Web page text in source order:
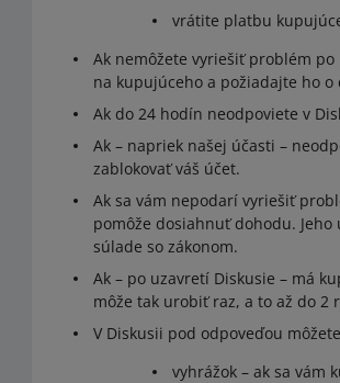
vrátite platbu
Ak nemôžete vyriešiť problém
na kupujúceho a požiadajte ho
Ak do 24 hodín neodpoviete v
Ak – napriek našej účasti –
zablokovať váš účet.
Ak sa vám nepodarí vyriešiť
pomôže dosiahnuť dohodu.
súlade so zákonom.
Ak – po uzavretí Diskusie – má
môže tak urobiť raz, a to až do 2
V Diskusii pod odpoveďou
vyhrážok – ak sa vám